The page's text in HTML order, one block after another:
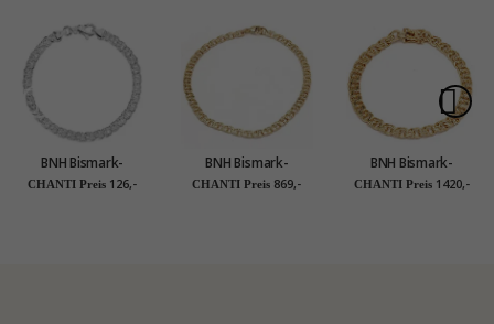
BNH Bismark-
Armband aus Silber
CHANTI Preis 126,-
BNH Bismark-
Armband aus 14
CHANTI Preis 869,-
BNH Bismark-
Armband aus 14
CHANTI Preis 1420,-